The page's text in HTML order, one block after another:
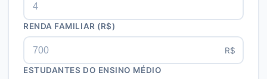
RENDA FAMILIAR (R$)
R$
ESTUDANTES DO ENSINO MÉDIO